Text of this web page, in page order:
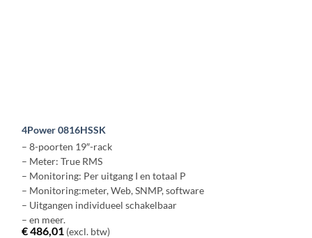
4Power 0816HSSK
– 8-poorten 19″-rack
– Meter: True RMS
– Monitoring: Per uitgang I en totaal P
– Monitoring:meter, Web, SNMP, software
– Uitgangen individueel schakelbaar
– en meer.
€486,01 (excl. btw)